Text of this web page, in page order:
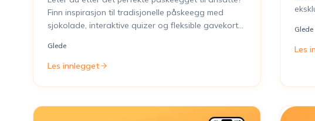
Finn inspirasjon til tradisjonelle påskeegg med
sjokolade, interaktive quizer og fleksible gavekort
Glede
Les innlegget
Glede
Les